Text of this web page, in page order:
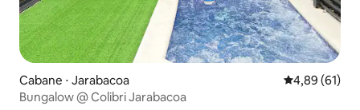
Cabane ⋅ Jarabacoa Évaluation
4,89 (61)
Bungalow @ Colibri Jarabacoa